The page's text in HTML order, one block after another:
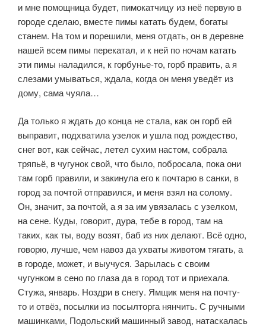
и мне помощница будет, пимокатчицу из неё первую в
городе сделаю, вместе пимы катать будем, богаты
станем. На том и порешили, меня отдать, он в деревне
нашей всем пимы перекатал, и к ней по ночам катать
эти пимы наладился, к горбунье-то, горб править, а я
слезами умываться, ждала, когда он меня уведёт из
дому, сама чуяла…
Да только я ждать до конца не стала, как он горб ей
выправит, подхва­тила узелок и ушла под рождество,
снег вот, как сейчас, летел сухим настом, собрала
тряпьё, в чугунок свой, что было, побросала, пока они
там горб правили, и закинула его к почтарю в санки, в
город за почтой отправился, и меня взял на солому.
Он, значит, за почтой, а я за им увязалась с узелком,
на сене. Куды, говорит, дура, тебе в город, там на
таких, как ты, воду возят, баб из них делают. Всё одно,
говорю, лучше, чем навоз да ухваты животом тягать, а
в городе, может, и выучуся. Зарылась с своим
чугунком в сено по глаза да в город тот и приехала.
Стужа, январь. Ноздри в снегу. Ямщик меня на почту-
то и отвёз, посылки из посылторга нянчить. С ручными
машин­ками, Подольский машинный завод, натаскалась